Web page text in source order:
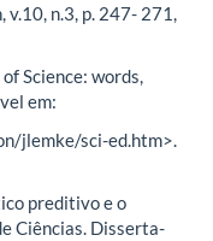
n.3, p. 247- 271,
Science: words,
em:
jlemke/sci-ed.htm>.
preditivo e o
Ciências. Disserta-